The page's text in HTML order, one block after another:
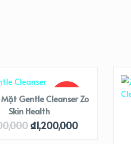
SALE!
Mặt Gentle Cleanser Zo
Skin Health
₫1,200,000